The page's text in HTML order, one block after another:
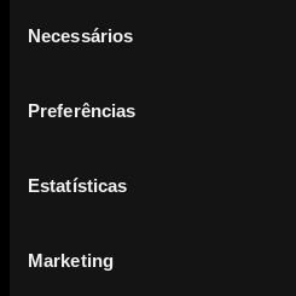
Necessários
Preferências
Estatísticas
Marketing
NOTÍCIAS
PARTILHAR